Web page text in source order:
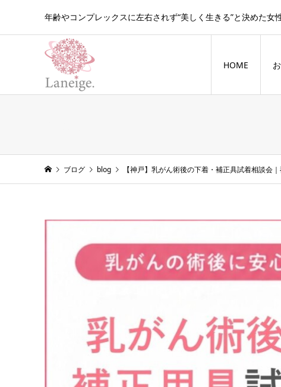
年齢やコンプレックスに左右されず“美しく生きる”と決めた女
HOME
ブログ blog 【神戸】乳がん術後の下着・補正具試着相談会